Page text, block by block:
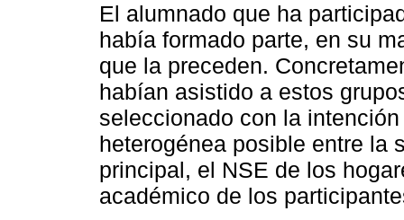
El alumnado que ha
había formado parte, en su
que la preceden.
habían asistido a estos
seleccionado con la
heterogénea posible entre la
principal, el NSE de los
académico de los